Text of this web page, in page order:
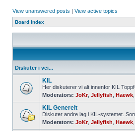
View unanswered posts | View active topics
Board index
Diskuter i vei...
KIL
Her diskuterer vi alt innenfor KIL
Moderators: JoKr, Jellyfish Haewk
KIL Generelt
Diskuter andre lag i KIL-systemet.
Moderators: JoKr, Jellyfish Haewk